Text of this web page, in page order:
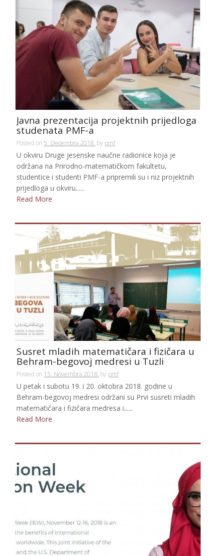
Javna prezentacija projektnih prijedloga
studenata PMF-a
Posted on 5. Decembra 2018. by pmf
U okviru Druge jesenske naučne radionice koja je
održana na Prirodno-matematičkom fakultetu,
studentice i studenti PMF-a pripremili su i niz projektnih
prijedloga u okviru......
Read More
Susret mladih matematičara i fizičara u
Behram-begovoj medresi u Tuzli
Posted on 15. Novembra 2018. by pmf
U petak i subotu 19. i 20. oktobra 2018. godine u
Behram-begovoj medresi održani su Prvi susreti mladih
matematičara i fizičara medresa i......
Read More